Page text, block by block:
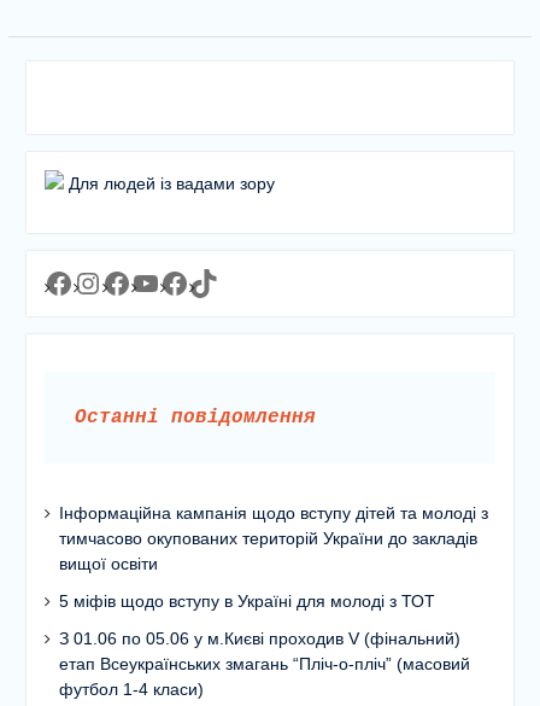
Для людей із вадами зору
Facebook
Instagram
Facebook
YouTube
Facebook
https://www.tiktok.com/@lyceum1man?_t=8YJMx0RJgIf&_r=1
Останні повідомлення
Інформаційна кампанія щодо вступу дітей та молоді з
тимчасово окупованих територій України до закладів
вищої освіти
5 міфів щодо вступу в Україні для молоді з ТОТ
З 01.06 по 05.06 у м.Києві проходив V (фінальний)
етап Всеукраїнських змагань “Пліч-о-пліч” (масовий
футбол 1-4 класи)